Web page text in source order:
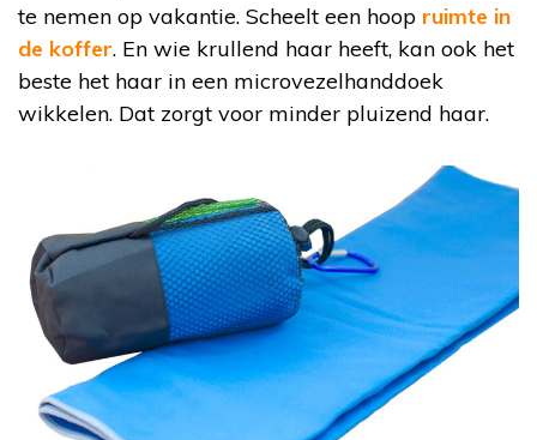
te nemen op vakantie. Scheelt een hoop ruimte in
de koffer. En wie krullend haar heeft, kan ook het
beste het haar in een microvezelhanddoek
wikkelen. Dat zorgt voor minder pluizend haar.